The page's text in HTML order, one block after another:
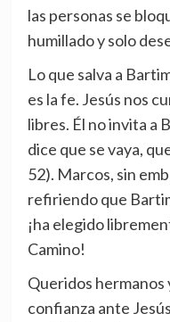
las personas se
humillado y solo
Lo que salva a
es la fe. Jesús nos
libres. Él no invita a
dice que se vaya,
52). Marcos, sin
refiriendo que
¡ha elegido
Camino!
Queridos hermanos
confianza ante